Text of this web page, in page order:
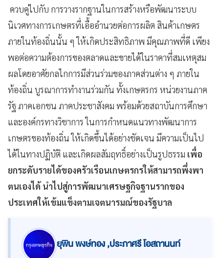
ควบคู่ไปกับ การวางรากฐานในการสร้างหรือพัฒนาระบบ
นิเวศทางการเกษตรที่เอื้ออำนวยต่อการผลิต สินค้าเกษตร
ภายในท้องถิ่นนั้น ๆ ให้เกิดประสิทธิภาพ มีคุณภาพที่ดี เพียง
พอต่อความต้องการของตลาดและขายได้ในราคาที่สมเหตุสม
ผลโดยอาศัยกลไกการมีส่วนร่วมของภาคส่วนต่าง ๆ ภายใน
ท้องถิ่น บูรณาการทำงานร่วมกัน ทั้งเกษตรกร หน่วยงานภาค
รัฐ ภาคเอกชน ภาคประชาสังคม พร้อมด้วยสถาบันการศึกษา
และองค์กรทางวิชาการ ในการกำหนดแนวทางพัฒนาการ
เกษตรของท้องถิ่น ให้เกิดขึ้นได้อย่างชัดเจน มีความเป็นไป
ได้ในทางปฏิบัติ และเกิดผลสัมฤทธิ์อย่างเป็นรูปธรรม เพื่อ
ยกระดับรายได้ของครัวเรือนเกษตรกรให้สามารถพึ่งพา
ตนเองได้ นำไปสู่การพัฒนาเศรษฐกิจฐานรากของ
ประเทศให้เข้มแข็งตามเจตนารมณ์ของรัฐบาล
ยุพิน พงษ์ทอง ,ประภาศรี โอสถานนท์